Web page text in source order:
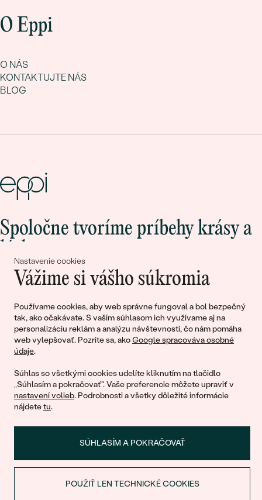
Nastavenie cookies
Vážime si vášho súkromia
Používame cookies, aby web správne fungoval a bol bezpečný
tak, ako očakávate. S vaším súhlasom ich využívame aj na
personalizáciu reklám a analýzu návštevnosti, čo nám pomáha
web vylepšovať. Pozrite sa, akoGoogle spracováva osobné
údaje.
Súhlas so všetkými cookies udelíte kliknutím na tlačidlo
„Súhlasím a pokračovať". Vaše preferencie môžete upraviť v
nastavení volieb. Podrobnosti a všetky dôležité informácie
nájdetetu.
SÚHLASÍM A POKRAČOVAŤ
POUŽIŤ LEN TECHNICKÉ COOKIES
O Eppi
O NÁS
KONTAKTUJTE NÁS
BLOG
Spoločne tvoríme príbehy krásy a
Pripojte sa k nám!
© 2011 - 2026, Eppi.sk